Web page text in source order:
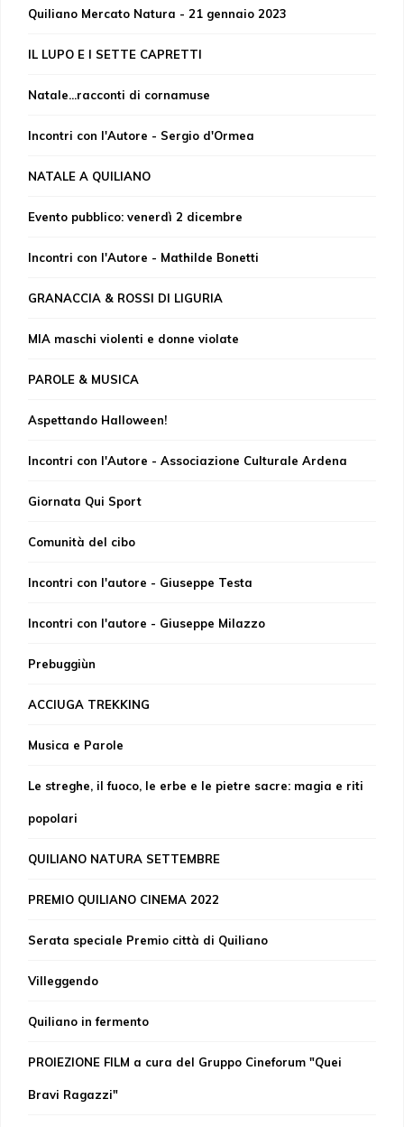
Quiliano Mercato Natura - 21 gennaio 2023
IL LUPO E I SETTE CAPRETTI
Natale...racconti di cornamuse
Incontri con l'Autore - Sergio d'Ormea
NATALE A QUILIANO
Evento pubblico: venerdì 2 dicembre
Incontri con l'Autore - Mathilde Bonetti
GRANACCIA & ROSSI DI LIGURIA
MIA maschi violenti e donne violate
PAROLE & MUSICA
Aspettando Halloween!
Incontri con l'Autore - Associazione Culturale Ardena
Giornata Qui Sport
Comunità del cibo
Incontri con l'autore - Giuseppe Testa
Incontri con l'autore - Giuseppe Milazzo
Prebuggiùn
ACCIUGA TREKKING
Musica e Parole
Le streghe, il fuoco, le erbe e le pietre sacre: magia e riti
popolari
QUILIANO NATURA SETTEMBRE
PREMIO QUILIANO CINEMA 2022
Serata speciale Premio città di Quiliano
Villeggendo
Quiliano in fermento
PROIEZIONE FILM a cura del Gruppo Cineforum "Quei
Bravi Ragazzi"